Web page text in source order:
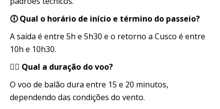
🕕 Qual o horário de início e término do passeio?
A saída é entre 5h e 5h30 e o retorno a Cusco é entre
10h e 10h30.
👨‍✈️ Qual a duração do voo?
O voo de balão dura entre 15 e 20 minutos,
dependendo das condições do vento.